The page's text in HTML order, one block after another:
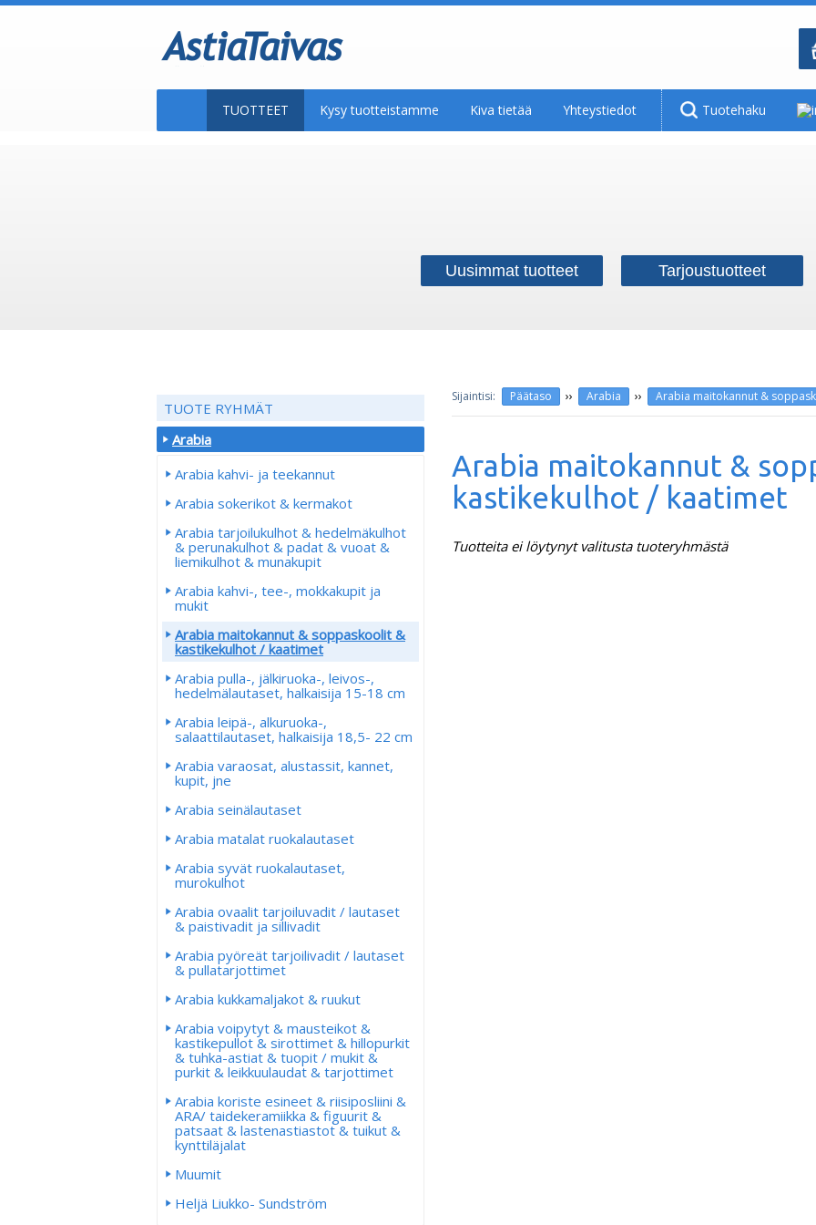
TUOTTEET Kysy tuotteistamme Kiva tietää Yhteystiedot Tuotehaku
Uusimmat tuotteet Tarjoustuotteet
Päätaso ›› Arabia ›› Arabia maitokannut &
Arabia maitokannut &
kastikekulhot / kaatimet
Tuotteita ei löytynyt valitusta tuoteryhmästä
TUOTE RYHMÄT
Arabia
Arabia kahvi- ja teekannut
Arabia sokerikot & kermakot
Arabia tarjoilukulhot & hedelmäkulhot
& perunakulhot & padat & vuoat &
liemikulhot & munakupit
Arabia kahvi-, tee-, mokkakupit ja
mukit
Arabia maitokannut & soppaskoolit &
kastikekulhot / kaatimet
Arabia pulla-, jälkiruoka-, leivos-,
hedelmälautaset, halkaisija 15-18 cm
Arabia leipä-, alkuruoka-,
salaattilautaset, halkaisija 18,5- 22 cm
Arabia varaosat, alustassit, kannet,
kupit, jne
Arabia seinälautaset
Arabia matalat ruokalautaset
Arabia syvät ruokalautaset,
murokulhot
Arabia ovaalit tarjoiluvadit / lautaset
& paistivadit ja sillivadit
Arabia pyöreät tarjoilivadit / lautaset
& pullatarjottimet
Arabia kukkamaljakot & ruukut
Arabia voipytyt & mausteikot &
kastikepullot & sirottimet & hillopurkit
& tuhka-astiat & tuopit / mukit &
purkit & leikkuulaudat & tarjottimet
Arabia koriste esineet & riisiposliini &
ARA/ taidekeramiikka & figuurit &
patsaat & lastenastiastot & tuikut &
kynttiläjalat
Muumit
Heljä Liukko- Sundström